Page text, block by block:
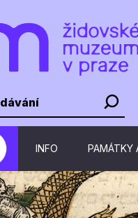
INFO PAMÁTKY